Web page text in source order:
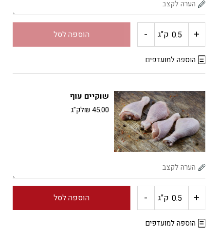
+ כמות
של
עוף
ק"ג - הוספה לסל
הוספה למועדפים
שוקיים עוף
₪45.00 לק"ג
+ כמות
של
ק"ג - הוספה לסל
הוספה למועדפים